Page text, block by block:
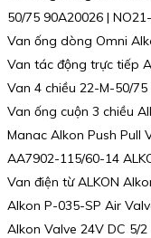
50/75 90A20026 |
Van ống dòng Omni
Van tác động trực tiếp
Van 4 chiều 22-M-50/75
Van ống cuộn 3 chiều
Manac Alkon Push Pull
AA7902-115/60-14
Van điện từ ALKON
Alkon P-035-SP Air
Alkon Valve 24V DC 5/